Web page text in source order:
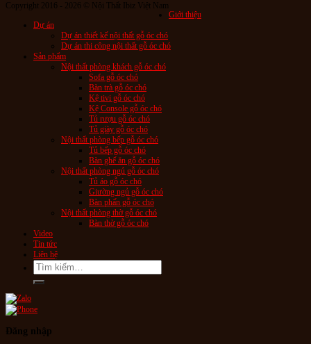
Copyright 2016 - 2026 © Nội Thất Ibiz Việt Nam
Giới thiệu
Dự án
Dự án thiết kế nội thất gỗ óc chó
Dự án thi công nội thất gỗ óc chó
Sản phẩm
Nội thất phòng khách gỗ óc chó
Sofa gỗ óc chó
Bàn trà gỗ óc chó
Kệ tivi gỗ óc chó
Kệ Console gỗ óc chó
Tủ rượu gỗ óc chó
Tủ giày gỗ óc chó
Nội thất phòng bếp gỗ óc chó
Tủ bếp gỗ óc chó
Bàn ghế ăn gỗ óc chó
Nội thất phòng ngủ gỗ óc chó
Tủ áo gỗ óc chó
Giường ngủ gỗ óc chó
Bàn phấn gỗ óc chó
Nội thất phòng thờ gỗ óc chó
Bàn thờ gỗ óc chó
Video
Tin tức
Liên hệ
Tìm
kiếm:
Đăng nhập